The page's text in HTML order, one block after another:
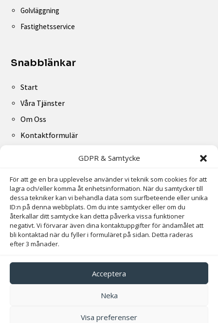
GDPR & Samtycke
För att ge en bra upplevelse använder vi teknik som cookies för att
lagra och/eller komma åt enhetsinformation. När du samtycker till
dessa tekniker kan vi behandla data som surfbeteende eller unika
ID:n på denna webbplats. Om du inte samtycker eller om du
återkallar ditt samtycke kan detta påverka vissa funktioner
negativt. Vi förvarar även dina kontaktuppgifter för ändamålet att
bli kontaktad när du fyller i formuläret på sidan. Detta raderas
efter 3 månader.
Acceptera
Neka
Visa preferenser
Golvläggning
Fastighetsservice
Snabblänkar
Start
Våra Tjänster
Om Oss
Kontaktformulär
Ta kontakt med Lidfixarna AB direkt här – Du kan både
ringa till oss eller skicka ett e-mail så återkopplar vi inom
24 timmar.
Adress